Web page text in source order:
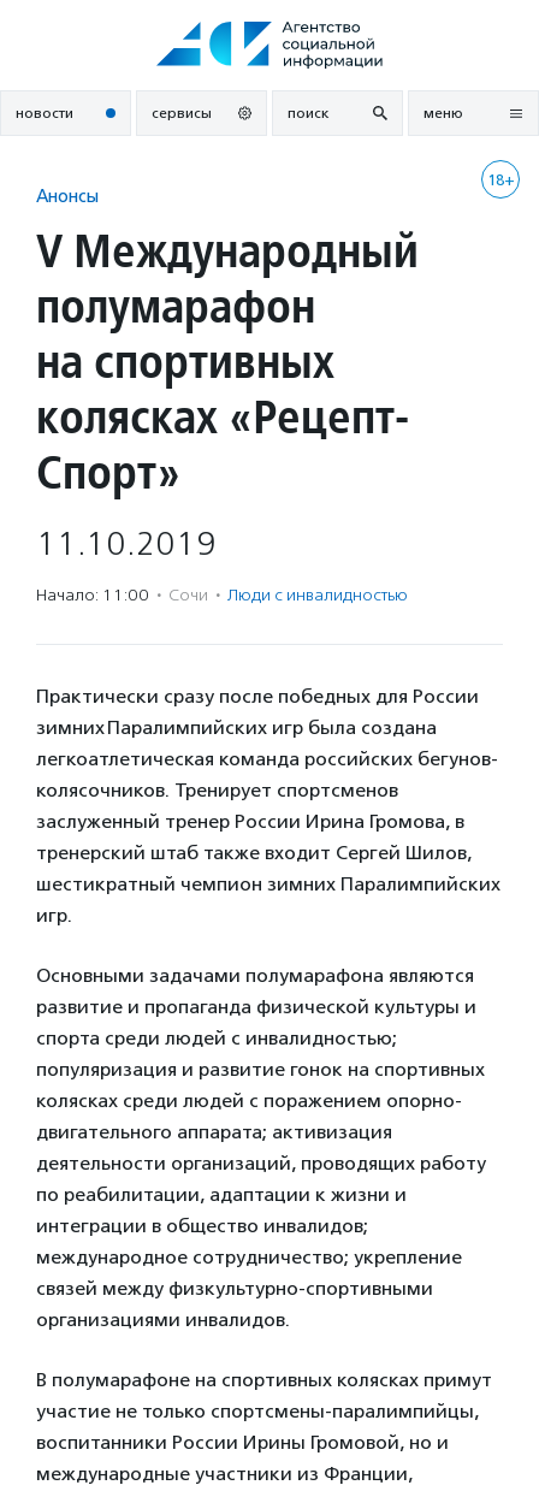
новости сервисы поиск меню
18+
Анонсы
V Международный
полумарафон
на спортивных
колясках «Рецепт-
Спорт»
11.10.2019
Начало: 11:00 · Сочи · Люди с инвалидностью
Практически сразу после победных для России
зимних Паралимпийских игр была создана
легкоатлетическая команда российских бегунов-
колясочников. Тренирует спортсменов
заслуженный тренер России Ирина Громова, в
тренерский штаб также входит Сергей Шилов,
шестикратный чемпион зимних Паралимпийских
игр.
Основными задачами полумарафона являются
развитие и пропаганда физической культуры и
спорта среди людей с инвалидностью;
популяризация и развитие гонок на спортивных
колясках среди людей с поражением опорно-
двигательного аппарата; активизация
деятельности организаций, проводящих работу
по реабилитации, адаптации к жизни и
интеграции в общество инвалидов;
международное сотрудничество; укрепление
связей между физкультурно-спортивными
организациями инвалидов.
В полумарафоне на спортивных колясках примут
участие не только спортсмены-паралимпийцы,
воспитанники России Ирины Громовой, но и
международные участники из Франции,